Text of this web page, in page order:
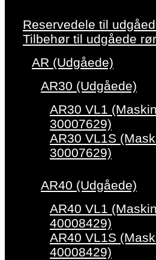
Reservedele til
Tilbehør til udgåede
AR (Udgåede)
AR30 (Udgåede)
AR30 VL1
30007629)
AR30 VL1S
30007629)
AR40 (Udgåede)
AR40 VL1
40008429)
AR40 VL1S
40008429)